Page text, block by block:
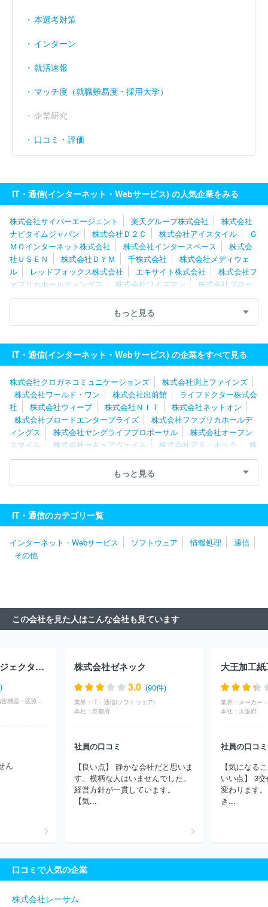
本選考対策
インターン
就活速報
マッチ度（就職難易度・採用大学）
企業研究
口コミ・評価
IT・通信(インターネット・Webサービス) の人気企業をみる
株式会社サイバーエージェント 楽天グループ株式会社
株式会社
ナビタイムジャパン
株式会社Ｄ２Ｃ 株式会社アイスタイル
Ｇ
ＭＯインターネット株式会社
株式会社インタースペース
株式会
社ＵＳＥＮ
株式会社ＤＹＭ 千株式会社
株式会社メディウェ
ル
レッドフォックス株式会社 エキサイト株式会社
株式会社フ
ァブリカホールディングス
株式会社ワイズマン
株式会社ブロー
ドエンタープライズ
グレイステクノロジー株式会社
株式会社バ
ＧＭＯメディア株式会社
株式会
社セレス
Ｉｎａｇｏｒａ株式会社
ＧＲＡＳグループ株式会社
株式会社朝
日ネット
ジャパンメディアシステム株式会社
株式会社エアネッ
もっと見る
IT・通信(インターネット・Webサービス) の企業をすべて見る
株式会社クロガネコミュニケーションズ
株式会社渕上ファインズ
株式会社ワールド・ワン
株式会社出前館
ライフドクター株式会
社
株式会社ウィーブ 株式会社ＮＩＴ
株式会社ネットオン
株式会社ブロードエンタープライズ
株式会社ファブリカホールデ
ィングス
株式会社ヤングライフプロポーサル
株式会社オープン
スマイル
株式会社セキュアヴェイル 株式会社アド・ホック
株
式会社ＨＡＲＰ
株式会社ワイズマン 株式会社メディウェル
株
株式会社ポッケ 株式会社Ｓｐｅｅｅ
Ｕｎｉ
ｐｏｓ株式会社
ＧＭＯ ＴＥＣＨ株式会社
株式会社アイシーズ
株式会社ＭＩＸ
Ｉ
ＬＩＮＥヤフー株式会社
株式会社チェンジホールディングス
アマゾンジャパン株式会社
エキサイト株式会社
ＬＩＦＵＬＬ
株式会社ＡＤＤＩＸ
３Ｈメディソリューション株
式会社
株式会社アイスタイル
株式会社サイバーエージェント
株式会社コロプラ
株式会社クラウドポイント
株式会社フルスピ
株式会社ビズリーチ
株式会社ディー・エル・イー
株式会社営放
株式会社エアネット
ジャパンメディアシステム株
式会社
ＧＭＯインターネット株式会社
クルーズ株式会社 株式会社ソリトンシステムズ
楽天グル
株式会社バリューゴルフ
Ｓａｎｓａ
析屋
楽待株式会社 ペイクラウドホールディングス株式会社
株
株式会社ジンジブ 有限会社ウニコ
株式会社Ｈ
Ｉｎａｇｏｒａ株式会社 アド・セイル株式会社
ロジザ
株式会社メディアコンサルテ
ア・レコード
ａｓｐｏ株式会社
Ｚプロジェクト
ＮｅｘＦｕｓｉｏｎ株式会社
株式会社クラッソ
ーネ
ほか(1126件)
もっと見る
IT・通信のカテゴリ一覧
インターネット・Webサービス ソフトウェア 情報処理
通信
その他
この会社を見た人はこんな会社も見ています
パナソニックプロジェクター＆ディスプレイ株式会社
ん
株式会社ゼネック
3.0 (90件)
業界： IT・通信(ソフトウェア)
本社： 京都府
社員の口コミ
【良い点】 静かな会社だと思いま
す。横柄な人はいませんでした。
経営方針が一貫しています。
【気...
大王加工
業界：
本社： 大阪府
社員の口コミ
【気になる
いい点】 3
変わります
き...
口コミで人気の企業
株式会社レーサム